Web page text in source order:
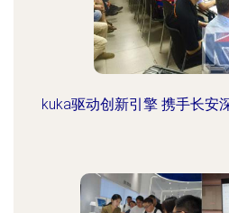
kuka驱动创新引擎 携手长安